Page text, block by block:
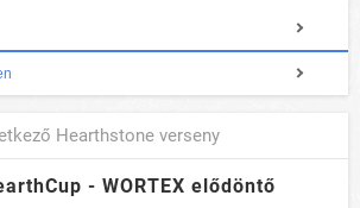
Hearthstone verseny
- WORTEX elődöntő